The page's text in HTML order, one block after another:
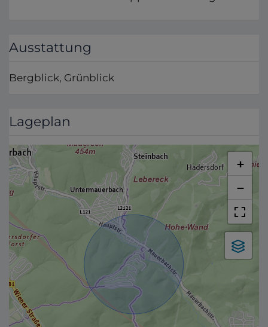
Ausstattung
Bergblick Grünblick
Lageplan
+
−